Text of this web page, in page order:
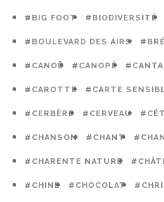
#BIG FOOT #BIODIVERSITÉ
#BOULEVARD DES AIRS
#CANOË #CANOPÉ
#CAROTTE #CARTE
#CERBÈRE #CERVEAU
#CHANSON #CHANT
#CHARENTE NATURE
#CHINE #CHOCOLAT